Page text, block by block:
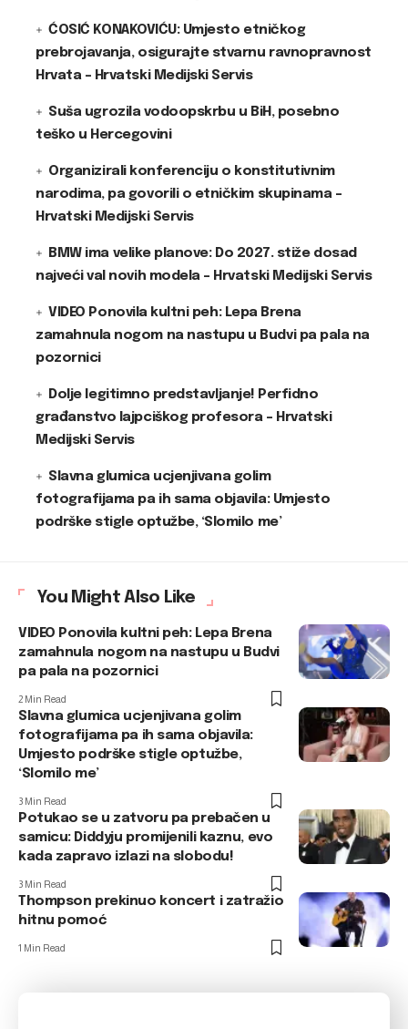
ĆOSIĆ KONAKOVIĆU: Umjesto etničkog
prebrojavanja, osigurajte stvarnu ravnopravnost
Hrvata – Hrvatski Medijski Servis
Suša ugrozila vodoopskrbu u BiH, posebno
teško u Hercegovini
Organizirali konferenciju o konstitutivnim
narodima, pa govorili o etničkim skupinama –
Hrvatski Medijski Servis
BMW ima velike planove: Do 2027. stiže dosad
najveći val novih modela – Hrvatski Medijski Servis
VIDEO Ponovila kultni peh: Lepa Brena
zamahnula nogom na nastupu u Budvi pa pala na
pozornici
Dolje legitimno predstavljanje! Perfidno
građanstvo lajpciškog profesora – Hrvatski
Medijski Servis
Slavna glumica ucjenjivana golim
fotografijama pa ih sama objavila: Umjesto
podrške stigle optužbe, ‘Slomilo me’
You Might Also Like
VIDEO Ponovila kultni peh: Lepa Brena
zamahnula nogom na nastupu u Budvi
pa pala na pozornici
2 Min Read
Slavna glumica ucjenjivana golim
fotografijama pa ih sama objavila:
Umjesto podrške stigle optužbe,
‘Slomilo me’
3 Min Read
Potukao se u zatvoru pa prebačen u
samicu: Diddyju promijenili kaznu, evo
kada zapravo izlazi na slobodu!
3 Min Read
Thompson prekinuo koncert i zatražio
hitnu pomoć
1 Min Read